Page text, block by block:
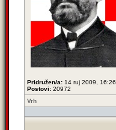
Pridružen/a: 14 ruj 2009, 16:26
Postovi: 20972
Vrh